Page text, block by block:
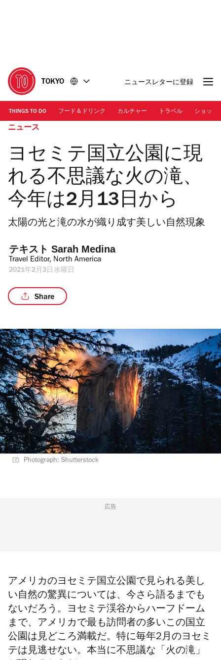
に
移
動
移
動
TOKYO ニュースレターに登録
THINGS TO DO フード＆ドリンク カルチャー トラベル ショッピ
ニュース
ヨセミテ国立公園に現
れる不思議な火の滝、
今年は2月13日から
太陽の光と滝の水が織り成す美しい自然現象
テキスト Sarah Medina
Travel Editor, North America
2021年2月3日水曜日
Share
Photograph: Shutterstock
広告
アメリカのヨセミテ国立公園で見られる美し
い自然の驚異については、今さら語るまでも
ないだろう。ヨセミテ渓谷からハーフドーム
まで、アメリカで最も訪問者の多いこの国立
公園は見どころ満載だ。特に毎年2月のヨセミ
テは見逃せない。本当に不思議な「火の滝」